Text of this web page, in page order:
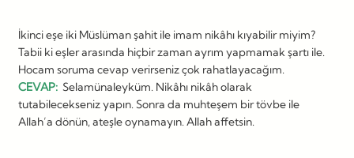
İkinci eşe iki Müslüman şahit ile imam nikâhı kıyabilir miyim?
Tabii ki eşler arasında hiçbir zaman ayrım yapmamak şartı ile.
Hocam soruma cevap verirseniz çok rahatlayacağım.
CEVAP: Selamünaleyküm. Nikâhı nikâh olarak
tutabilecekseniz yapın. Sonra da muhteşem bir tövbe ile
Allah’a dönün, ateşle oynamayın. Allah affetsin.